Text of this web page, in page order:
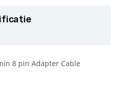
8 pin Adapter Cable